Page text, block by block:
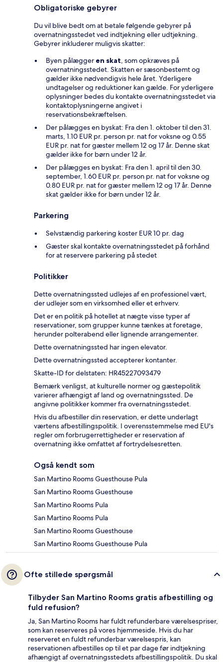
Obligatoriske gebyrer
Du vil blive bedt om at betale følgende gebyrer på
overnatningsstedet ved indtjekning eller udtjekning.
Gebyrer inkluderer muligvis skatter:
Byen pålægger en skat, som opkræves på
overnatningsstedet. Skatten er sæsonbestemt og
gælder ikke nødvendigvis hele året. Yderligere
undtagelser og reduktioner kan gælde. For yderligere
oplysninger bedes du kontakte overnatningsstedet via
kontaktoplysningerne angivet i
reservationsbekræftelsen.
Der pålægges en byskat: Fra den 1. oktober til den 31.
marts, 1.10 EUR pr. person pr. nat for voksne og 0.55
EUR pr. nat for gæster mellem 12 og 17 år. Denne skat
gælder ikke for børn under 12 år.
Der pålægges en byskat: Fra den 1. april til den 30.
september, 1.60 EUR pr. person pr. nat for voksne og
0.80 EUR pr. nat for gæster mellem 12 og 17 år. Denne
skat gælder ikke for børn under 12 år.
Parkering
Selvstændig parkering koster EUR 10 pr. dag
Gæster skal kontakte overnatningsstedet på forhånd
for at reservere parkering på stedet
Politikker
Dette overnatningssted udlejes af en professionel vært,
der udlejer som en virksomhed eller et erhverv.
Det er en politik på hotellet at nægte visse typer af
reservationer, som grupper kunne tænkes at foretage,
herunder polterabend eller lignende arrangementer.
Dette overnatningssted har ingen elevator.
Dette overnatningssted accepterer kontanter.
Skatte-ID for delstaten: HR45227093479
Bemærk venligst, at kulturelle normer og gæstepolitik
varierer afhængigt af land og overnatningssted. De
angivne politikker kommer fra overnatningsstedet.
Hvis du afbestiller din reservation, er dette underlagt
værtens afbestillingspolitik. I overensstemmelse med EU's
regler om forbrugerrettigheder er reservation af
overnatning ikke omfattet af fortrydelsesretten.
Også kendt som
San Martino Rooms Guesthouse Pula
San Martino Rooms Guesthouse
San Martino Rooms Pula
San Martino Rooms Pula
San Martino Rooms Guesthouse
San Martino Rooms Guesthouse Pula
Ofte stillede spørgsmål
Tilbyder San Martino Rooms gratis afbestilling og
fuld refusion?
Ja, San Martino Rooms har fuldt refunderbare værelsespriser,
som kan reserveres på vores hjemmeside. Hvis du har
reserveret en fuldt refunderbar værelsespris, kan
reservationen afbestilles op til et par dage før indtjekning
afhængigt af overnatningsstedets afbestillingspolitik. Du skal